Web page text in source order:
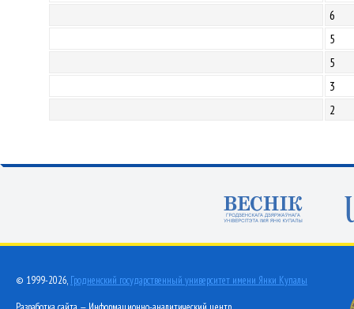
6
5
5
3
2
© 1999-2026, Гродненский государственный университет имени Янки Купалы